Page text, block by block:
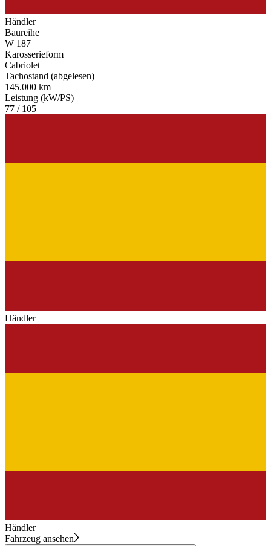
Händler
Baureihe
W 187
Karosserieform
Cabriolet
Tachostand (abgelesen)
145.000 km
Leistung (kW/PS)
77 / 105
Händler
Händler
Fahrzeug ansehen